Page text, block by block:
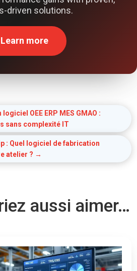
driven solutions.
Learn more
OEE ERP MES GMAO :
sans complexité IT
: Quel logiciel de fabrication
atelier ? →
aussi aimer…